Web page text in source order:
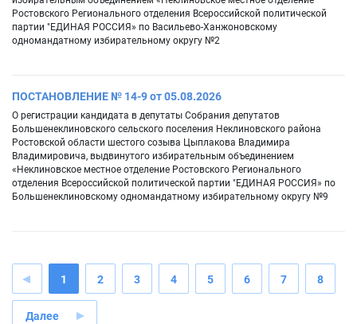
Ростовского Регионального отделения Всероссийской политической
партии "ЕДИНАЯ РОССИЯ» по Васильево-Ханжоновскому
одномандатному избирательному округу №2
ПОСТАНОВЛЕНИЕ № 14-9 от 05.08.2026
О регистрации кандидата в депутаты Собрания депутатов
Большенеклиновского сельского поселения Неклиновского района
Ростовской области шестого созыва Цыплакова Владимира
Владимировича, выдвинутого избирательным объединением
«Неклиновское местное отделение Ростовского Регионального
отделения Всероссийской политической партии "ЕДИНАЯ РОССИЯ» по
Большенеклиновскому одномандатному избирательному округу №9
1 2 3 4 5 6 7 8
Далее